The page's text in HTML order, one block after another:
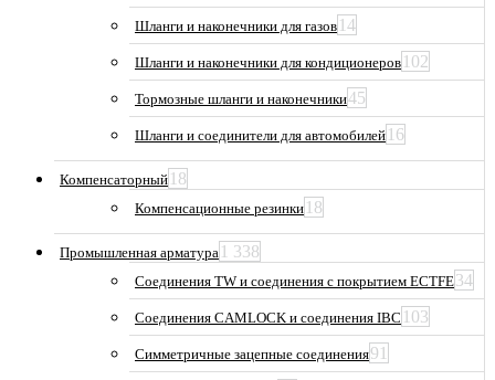
Шланги и наконечники для газов 14
Шланги и наконечники для кондиционеров 102
Тормозные шланги и наконечники45
Шланги и соединители для автомобилей 16
Компенсаторный 18
Компенсационные резинки 18
Промышленная арматура 1 338
Соединения TW и соединения с покрытием ECTFE34
Соединения CAMLOCK и соединения IBC 103
Симметричные зацепные соединения91